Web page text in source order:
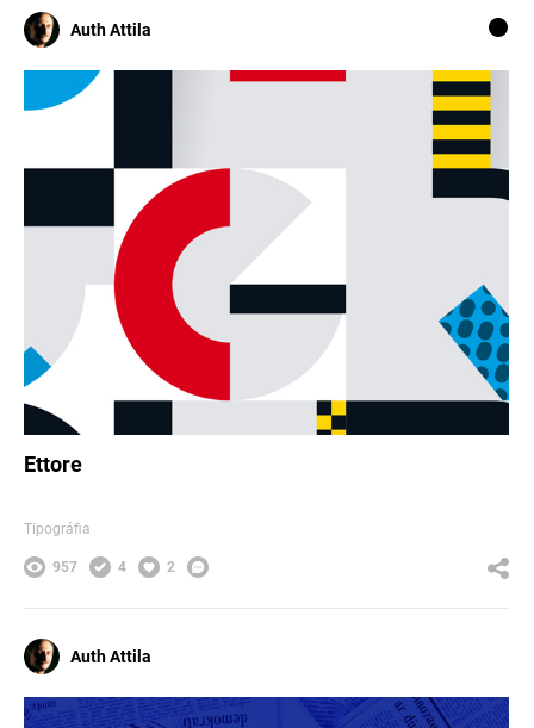
Auth Attila
Ettore
Tipográfia
957 4 2
Auth Attila